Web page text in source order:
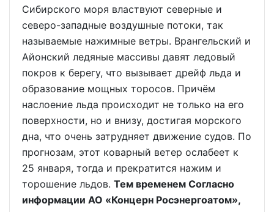
Сибирского моря властвуют северные и
северо-западные воздушные потоки, так
называемые нажимные ветры. Врангельский и
Айонский ледяные массивы давят ледовый
покров к берегу, что вызывает дрейф льда и
образование мощных торосов. Причём
наслоение льда происходит не только на его
поверхности, но и внизу, достигая морского
дна, что очень затрудняет движение судов. По
прогнозам, этот коварный ветер ослабеет к
25 января, тогда и прекратится нажим и
торошение льдов. Тем временем Согласно
информации АО «Концерн Росэнергоатом»,